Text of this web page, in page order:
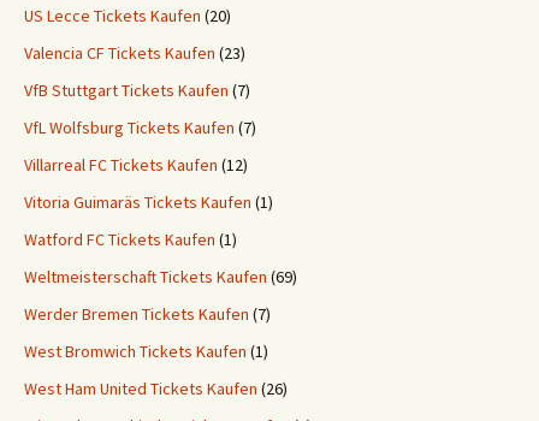
US Lecce Tickets Kaufen (20)
Valencia CF Tickets Kaufen (23)
VfB Stuttgart Tickets Kaufen (7)
VfL Wolfsburg Tickets Kaufen (7)
Villarreal FC Tickets Kaufen (12)
Vitoria Guimaräs Tickets Kaufen (1)
Watford FC Tickets Kaufen (1)
Weltmeisterschaft Tickets Kaufen (69)
Werder Bremen Tickets Kaufen (7)
West Bromwich Tickets Kaufen (1)
West Ham United Tickets Kaufen (26)